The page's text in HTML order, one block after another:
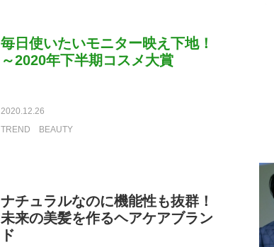
毎日使いたいモニター映え下地！
～2020年下半期コスメ大賞
2020.12.26
TREND
BEAUTY
ナチュラルなのに機能性も抜群！
未来の美髪を作るヘアケアブラン
ド